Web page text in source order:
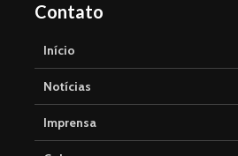
Contato
Início
Notícias
Imprensa